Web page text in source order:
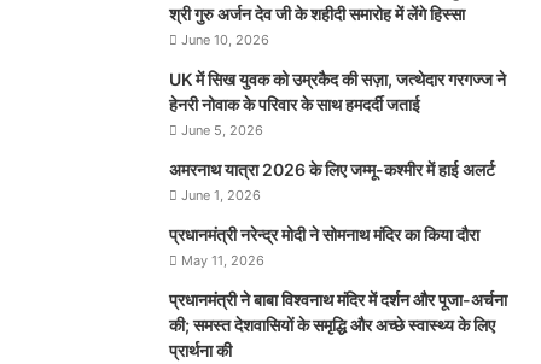
श्री गुरु अर्जन देव जी के शहीदी समारोह में लेंगे हिस्सा
June 10, 2026
UK में सिख युवक को उम्रकैद की सज़ा, जत्थेदार गरगज्ज ने
हेनरी नोवाक के परिवार के साथ हमदर्दी जताई
June 5, 2026
अमरनाथ यात्रा 2026 के लिए जम्मू-कश्मीर में हाई अलर्ट
June 1, 2026
प्रधानमंत्री नरेन्‍द्र मोदी ने सोमनाथ मंदिर का किया दौरा
May 11, 2026
प्रधानमंत्री ने बाबा विश्वनाथ मंदिर में दर्शन और पूजा-अर्चना
की; समस्‍त देशवासियों के समृद्धि और अच्छे स्वास्थ्य के लिए
प्रार्थना की